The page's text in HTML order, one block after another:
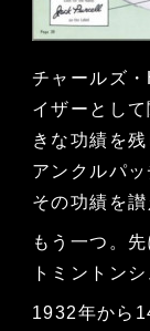
チャールズ
イザーとし
きな功績を
アンクルパ
その功績を讃
もう一つ。
トミントン
1932年から